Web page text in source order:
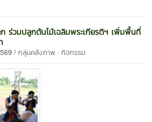
ร่วมปลูกต้นไม้เฉลิมพระเกียรติฯ เพิ่มพื้นที่
/ กลุ่มคลังภาพ : กิจกรรม